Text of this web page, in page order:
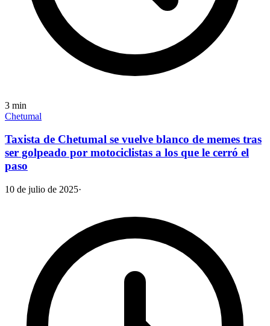
3 min
Chetumal
Taxista de Chetumal se vuelve blanco de memes tras
ser golpeado por motociclistas a los que le cerró el
paso
10 de julio de 2025·